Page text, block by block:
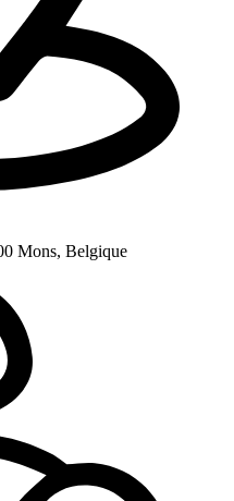
Mons, Belgique